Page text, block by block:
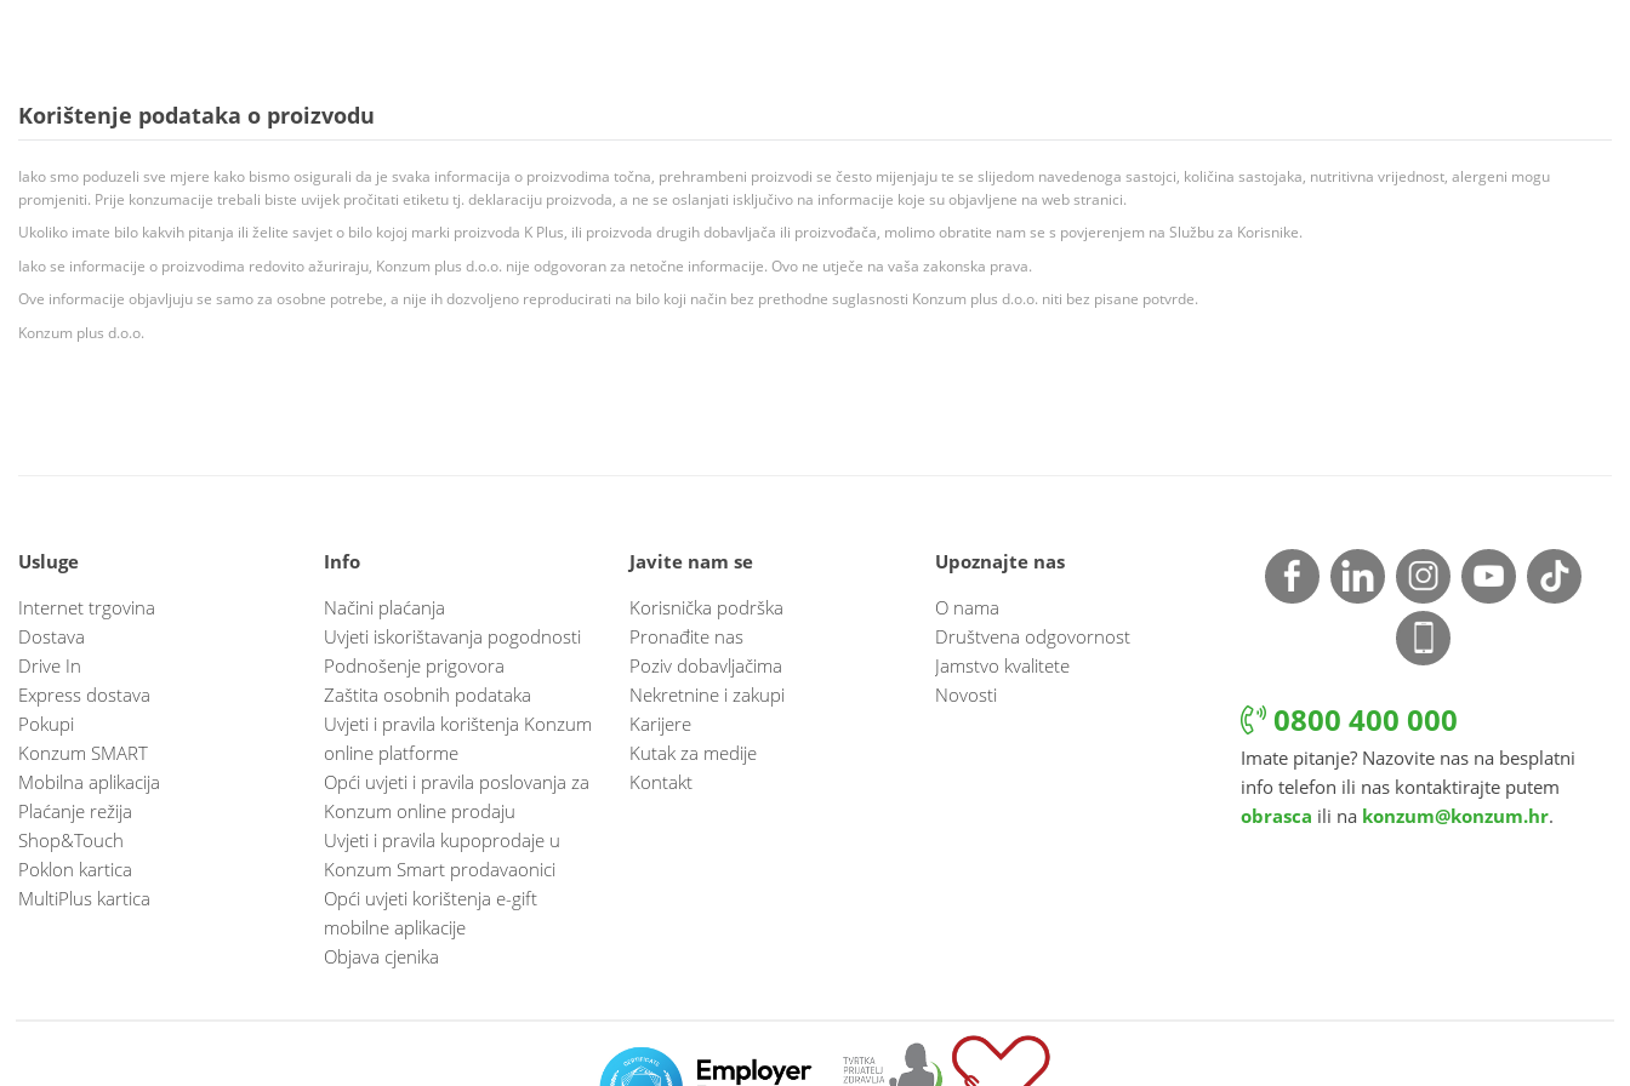
Korištenje podataka o proizvodu
Iako smo poduzeli sve mjere kako bismo osigurali da je svaka informacija o proizvodima točna, prehrambeni proizvodi se često mijenjaju te se slijedom navedenoga sastojci, količina sastojaka, nutritivna vrijednost, alergeni mogu
promjeniti. Prije konzumacije trebali biste uvijek pročitati etiketu tj. deklaraciju proizvoda, a ne se oslanjati isključivo na informacije koje su objavljene na web stranici.
Ukoliko imate bilo kakvih pitanja ili želite savjet o bilo kojoj marki proizvoda K Plus, ili proizvoda drugih dobavljača ili proizvođača, molimo obratite nam se s povjerenjem na Službu za Korisnike.
Iako se informacije o proizvodima redovito ažuriraju, Konzum plus d.o.o. nije odgovoran za netočne informacije. Ovo ne utječe na vaša zakonska prava.
Ove informacije objavljuju se samo za osobne potrebe, a nije ih dozvoljeno reproducirati na bilo koji način bez prethodne suglasnosti Konzum plus d.o.o. niti bez pisane potvrde.
Konzum plus d.o.o.
Usluge
Internet trgovina
Dostava
Drive In
Express dostava
Pokupi
Konzum SMART
Mobilna aplikacija
Plaćanje režija
Shop&Touch
Poklon kartica
MultiPlus kartica
Info
Načini plaćanja
Uvjeti iskorištavanja pogodnosti
Podnošenje prigovora
Zaštita osobnih podataka
Uvjeti i pravila korištenja Konzum
online platforme
Opći uvjeti i pravila poslovanja za
Konzum online prodaju
Uvjeti i pravila kupoprodaje u
Konzum Smart prodavaonici
Opći uvjeti korištenja e-gift
mobilne aplikacije
Objava cjenika
Javite nam se
Korisnička podrška
Pronađite nas
Poziv dobavljačima
Nekretnine i zakupi
Karijere
Kutak za medije
Kontakt
Upoznajte nas
O nama
Društvena odgovornost
Jamstvo kvalitete
Novosti
0800 400 000
Imate pitanje? Nazovite nas na besplatni
info telefon ili nas kontaktirajte putem
obrasca ili na konzum@konzum.hr.